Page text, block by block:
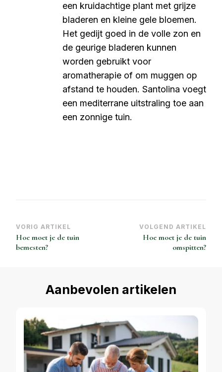
een kruidachtige plant met grijze
bladeren en kleine gele bloemen.
Het gedijt goed in de volle zon en
de geurige bladeren kunnen
worden gebruikt voor
aromatherapie of om muggen op
afstand te houden. Santolina voegt
een mediterrane uitstraling toe aan
een zonnige tuin.
Bericht
navigatie
VORIG ARTIKEL
Hoe moet je de tuin
bemesten?
VOLGEND ARTIKEL
Hoe moet je de tuin
omspitten?
Aanbevolen artikelen